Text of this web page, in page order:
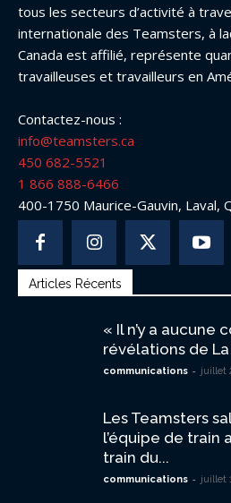
tous les secteurs d’activité à
internationale des Teamsters, à
Canada est affilié, représente
travailleuses et travailleurs en
Contactez-nous :
info@teamsters.ca
450 682-5521
1 866 888-6466
400-1750 Maurice-Gauvin, Laval,
Articles Récents
« Il n’y a aucune
révélations de
communications - juillet
Les Teamsters
l’équipe de train
train du...
communications - juillet